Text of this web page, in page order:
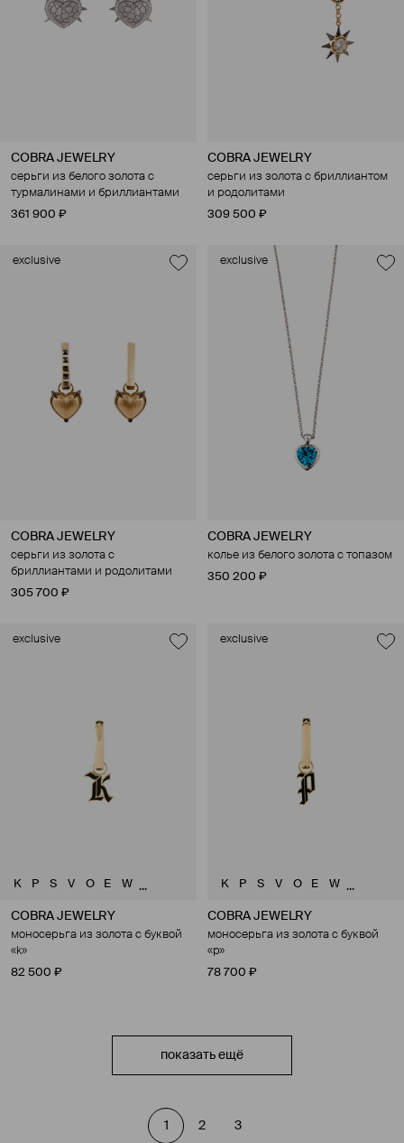
COBRA JEWELRY
серьги из белого золота с
турмалинами и бриллиантами
361 900 ₽
COBRA JEWELRY
серьги из золота с бриллиантом
и родолитами
309 500 ₽
exclusive
COBRA JEWELRY
серьги из золота с
бриллиантами и родолитами
305 700 ₽
exclusive
COBRA JEWELRY
колье из белого золота с топазом
350 200 ₽
exclusive
K P S V O E W ...
COBRA JEWELRY
моносерьга из золота с буквой
«k»
82 500 ₽
exclusive
K P S V O E W ...
COBRA JEWELRY
моносерьга из золота с буквой
«p»
78 700 ₽
показать ещё
1 2 3